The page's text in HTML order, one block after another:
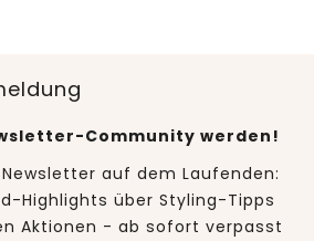
Community werden!
auf dem Laufenden:
Highlights über Styling-Tipps
Aktionen - ab sofort verpasst